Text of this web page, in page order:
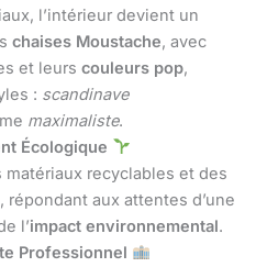
l’intérieur devient un
chaises Moustache, avec
et leurs couleurs pop,
: scandinave
maximaliste.
Écologique
matériaux recyclables et des
aux attentes d’une
l’impact environnemental.
Professionnel